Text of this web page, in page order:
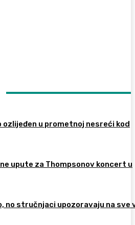
ozlijeđen u prometnoj nesreći kod
upute za Thompsonov koncert u
no stručnjaci upozoravaju na sve